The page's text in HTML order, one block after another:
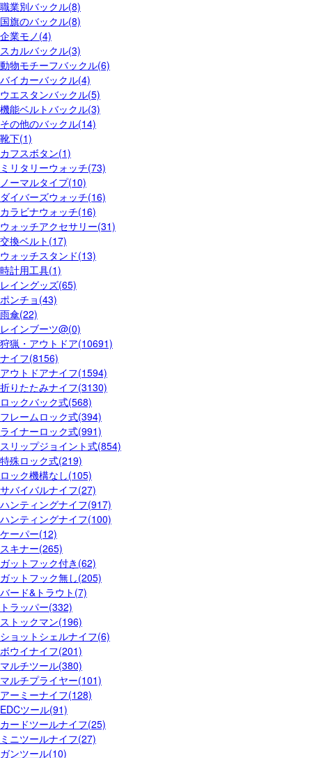
職業別バックル(8)
国旗のバックル(8)
企業モノ(4)
スカルバックル(3)
動物モチーフバックル(6)
バイカーバックル(4)
ウエスタンバックル(5)
機能ベルトバックル(3)
その他のバックル(14)
靴下(1)
カフスボタン(1)
ミリタリーウォッチ(73)
ノーマルタイプ(10)
ダイバーズウォッチ(16)
カラビナウォッチ(16)
ウォッチアクセサリー(31)
交換ベルト(17)
ウォッチスタンド(13)
時計用工具(1)
レイングッズ(65)
ポンチョ(43)
雨傘(22)
レインブーツ@(0)
狩猟・アウトドア(10691)
ナイフ(8156)
アウトドアナイフ(1594)
折りたたみナイフ(3130)
ロックバック式(568)
フレームロック式(394)
ライナーロック式(991)
スリップジョイント式(854)
特殊ロック式(219)
ロック機構なし(105)
サバイバルナイフ(27)
ハンティングナイフ(917)
ハンティングナイフ(100)
ケーパー(12)
スキナー(265)
ガットフック付き(62)
ガットフック無し(205)
バード&トラウト(7)
トラッパー(332)
ストックマン(196)
ショットシェルナイフ(6)
ボウイナイフ(201)
マルチツール(380)
マルチプライヤー(101)
アーミーナイフ(128)
EDCツール(91)
カードツールナイフ(25)
ミニツールナイフ(27)
ガンツール(10)